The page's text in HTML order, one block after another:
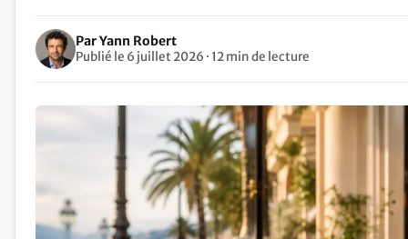
Par Yann Robert
Publié le 6 juillet 2026 · 12 min de lecture